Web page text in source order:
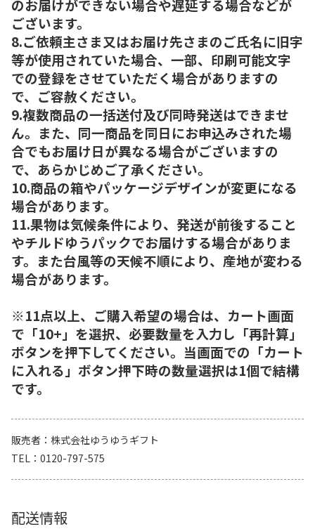
のお届けができない場合や遅延する場合などが
ございます。
8.ご依頼主さま又はお届け先さまのご氏名に旧字
等が使用されていた場合、一部、印刷可能文字
での登録をさせていただく場合がありますの
で、ご容赦ください。
9.複数商品の一括送付及び同時発送はできませ
ん。また、同一商品を同日にお申込みされた場
合でもお届け日が異なる場合がございますの
で、あらかじめご了承ください。
10.商品の箱やパッケージデザインが変更になる
場合があります。
11.果物は気候条件により、発送が前後すること
やチルドゆうパックでお届けする場合がありま
す。また台風等の天候不順により、産地が変わる
場合があります。
※11点以上、ご購入希望の場合は、カート画面
で「10+」を選択、必要数量を入力し「再計算」
ボタンを押下してください。当画面での「カート
に入れる」ボタン押下時の数量選択は1個で結構
です。
販売者
株式会社ゆうゆうギフト
TEL
0120-797-575
配送情報